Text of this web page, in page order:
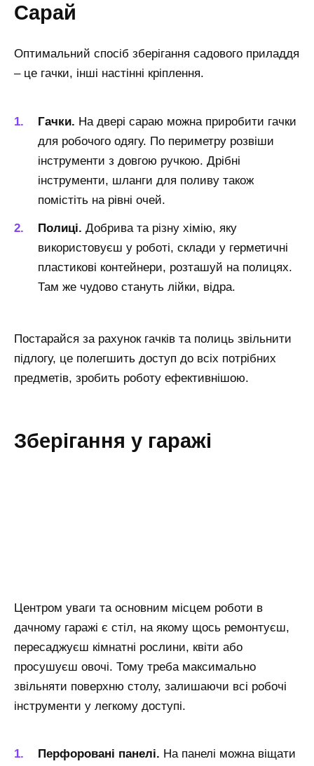
Сарай
Оптимальний спосіб зберігання садового приладдя
– це гачки, інші настінні кріплення.
Гачки. На двері сараю можна приробити гачки
для робочого одягу. По периметру розвіши
інструменти з довгою ручкою. Дрібні
інструменти, шланги для поливу також
помістіть на рівні очей.
Полиці. Добрива та різну хімію, яку
використовуєш у роботі, склади у герметичні
пластикові контейнери, розташуй на полицях.
Там же чудово стануть лійки, відра.
Постарайся за рахунок гачків та полиць звільнити
підлогу, це полегшить доступ до всіх потрібних
предметів, зробить роботу ефективнішою.
Зберігання у гаражі
Центром уваги та основним місцем роботи в
дачному гаражі є стіл, на якому щось ремонтуєш,
пересаджуєш кімнатні рослини, квіти або
просушуєш овочі. Тому треба максимально
звільняти поверхню столу, залишаючи всі робочі
інструменти у легкому доступі.
Перфоровані панелі. На панелі можна віщати